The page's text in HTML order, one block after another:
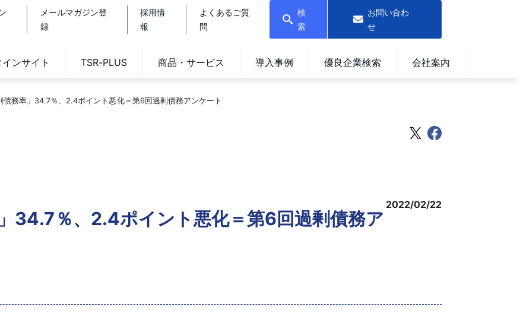
メールマガジン登
録
採用情
報
よくあるご質
問
検
索
お問い合わ
せ
ンサイト TSR-PLUS 商品・サービス 導入事例 優良企業検索 会社案内
債務率」34.7％、2.4ポイント悪化＝第6回過剰債務アンケート
34.7％、2.4ポイント悪化＝第6回過剰債務ア
2022/02/22